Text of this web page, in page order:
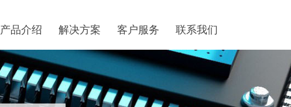
产品介绍 解决方案 客户服务 联系我们